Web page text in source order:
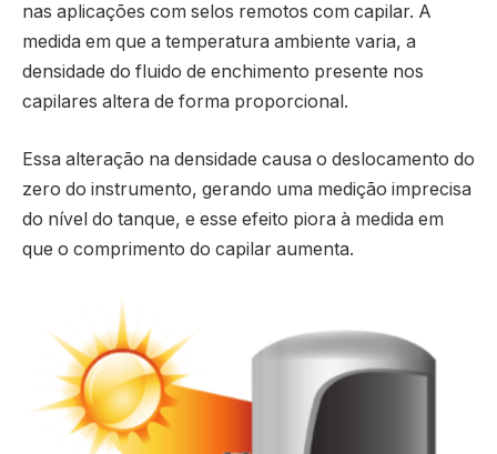
nas aplicações com selos remotos com capilar. A
medida em que a temperatura ambiente varia, a
densidade do fluido de enchimento presente nos
capilares altera de forma proporcional.
Essa alteração na densidade causa o deslocamento do
zero do instrumento, gerando uma medição imprecisa
do nível do tanque, e esse efeito piora à medida em
que o comprimento do capilar aumenta.